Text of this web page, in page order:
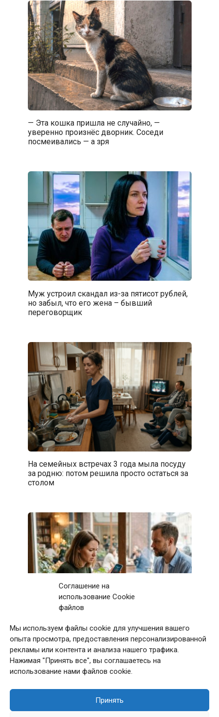
Соглашение на
использование Cookie
файлов
Мы используем файлы cookie для улучшения вашего
опыта просмотра, предоставления персонализированной
рекламы или контента и анализа нашего трафика.
Нажимая "Принять все", вы соглашаетесь на
использование нами файлов cookie.
Принять
— Эта кошка пришла не случайно, —
уверенно произнёс дворник. Соседи
посмеивались — а зря
Муж устроил скандал из-за пятисот рублей,
но забыл, что его жена – бывший
переговорщик
На семейных встречах 3 года мыла посуду
за родню: потом решила просто остаться за
столом
Первое свидание с мужчиной закончилось
после 11 звонков матери: дома я приняла
непростое решение
© 2026 Сладкая Жизнь